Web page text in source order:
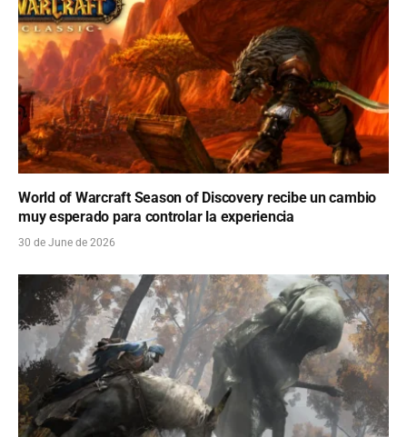
World of Warcraft Season of Discovery recibe un cambio
muy esperado para controlar la experiencia
30 de June de 2026